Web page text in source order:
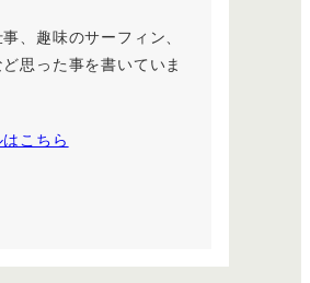
、趣味のサーフィン、
思った事を書いていま
こちら